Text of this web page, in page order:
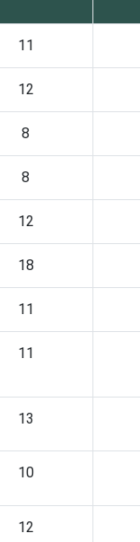
11
12
8
8
12
18
11
11
13
10
12